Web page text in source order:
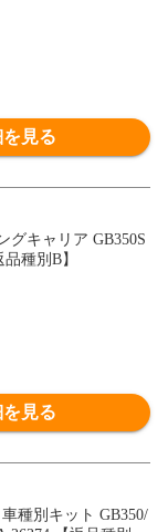
見る
グキャリア GB350S
種別B】
見る
種別キット GB350/